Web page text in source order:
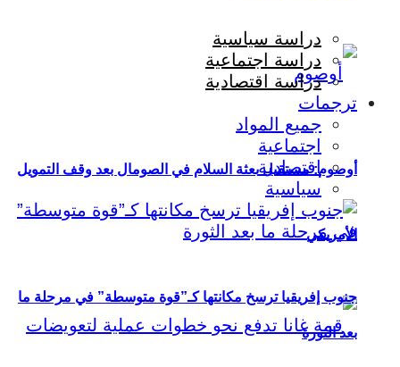
أوصوم: مستقبل بعثة السلام في الصومال بعد وقف التمويل
الأمريكي
دراسة سياسية
دراسة اجتماعية
دراسة اقتصادية
ترجمات
جميع المواد
اجتماعية
اقتصادية
سياسية
جنوب إفريقيا ترسخ مكانتها كـ”قوة متوسطة” في مرحلة ما
بعد الثورة